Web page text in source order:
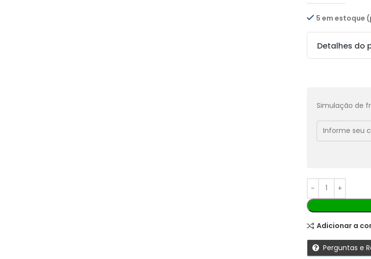
5 em estoque
Detalhes do
Ao finalizar
Simulação de
Adicionar a
Perguntas e